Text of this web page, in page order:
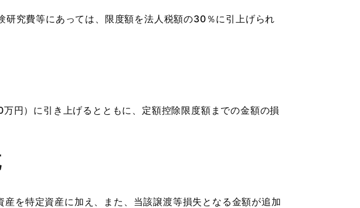
究費等にあっては、限度額を法人税額の30％に引上げられ
円）に引き上げるとともに、定額控除限度額までの金額の損
を特定資産に加え、また、当該譲渡等損失となる金額が追加